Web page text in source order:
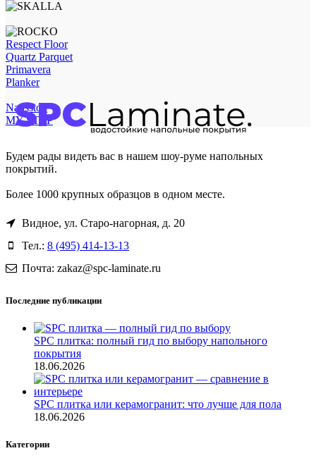
Respect Floor
Quartz Parquet
Primavera
Planker
Natisston
MY STEP
Будем рады видеть вас в нашем шоу-руме напольных
покрытий.
Более 1000 крупных образцов в одном месте.
Видное, ул. Старо-нагорная, д. 20
Тел.: 8 (495) 414-13-13
Почта: zakaz@spc-laminate.ru
Последние публикации
SPC плитка: полный гид по выбору напольного
покрытия
18.06.2026
SPC плитка или керамогранит: что лучше для пола
18.06.2026
Категории